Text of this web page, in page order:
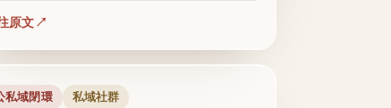
原文
私域閉環 私域社群